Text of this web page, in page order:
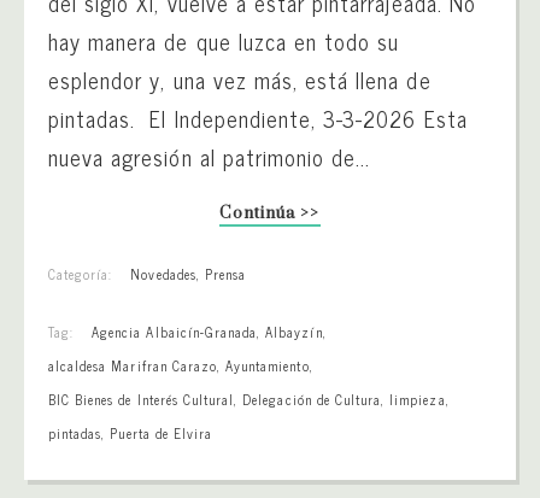
hay manera de que luzca en todo su
esplendor y, una vez más, está llena de
pintadas. El Independiente, 3-3-2026 Esta
nueva agresión al patrimonio de...
Continúa >>
Categoría: Novedades, Prensa
Tag: Agencia Albaicín-Granada,Albayzín,
alcaldesa Marifran Carazo,Ayuntamiento,
BIC Bienes de Interés Cultural, Delegación de Cultura, limpieza,
pintadas, Puerta de Elvira